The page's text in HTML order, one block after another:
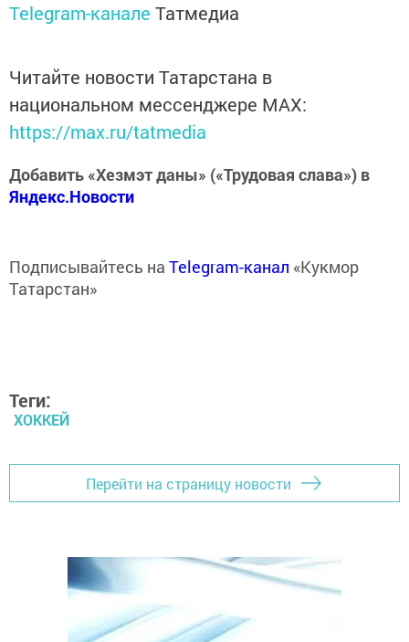
Telegram-канале Татмедиа
Читайте новости Татарстана в
национальном мессенджере MАХ:
https://max.ru/tatmedia
Добавить «Хезмэт даны» («Трудовая слава») в
Яндекс.Новости
Подписывайтесь на Telegram-канал «Кукмор
Татарстан»
Теги:
ХОККЕЙ
Перейти на страницу новости